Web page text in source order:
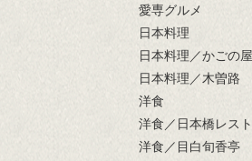
愛専グルメ
日本料理
日本料理／かごの屋
日本料理／木曽路
洋食
洋食／日本橋レス
洋食／目白旬香亭